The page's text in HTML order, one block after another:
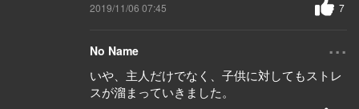
2019/11/06 07:45 7
No Name ...
いや、主人だけでなく、子供に対してもストレ
スが溜まっていきました。